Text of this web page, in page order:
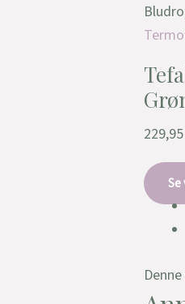
229,95
Se